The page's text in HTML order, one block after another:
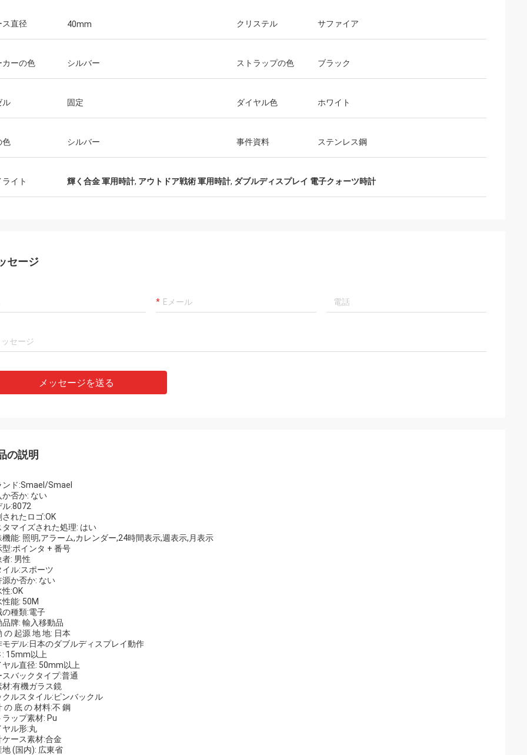
ス直径 40mm クリステル サファイア
カーの色 シルバー ストラップの色 ブラック
ル 固定 ダイヤル色 ホワイト
色 シルバー 事件資料 ステンレス鋼
イト 輝く合金 軍用時計, アウトドア戦術 軍用時計, ダブルディスプレイ 電子クォーツ時計
セージ
メッセージを送る
の説明
ンド:Smael/Smael
か否か: ない
ル:8072
されたロゴ:OK
タマイズされた処理: はい
機能: 照明,アラーム,カレンダー,24時間表示,週表示,月表示
型:ポインタ + 番号
者: 男性
イル:スポーツ
源か否か: ない
性:OK
性能: 50M
の種類:電子
品牌: 輸入移動品
の 起源 地 地: 日本
モデル:日本のダブルディスプレイ動作
: 15mm以上
ヤル直径: 50mm以上
スバックタイプ:普通
材:有機ガラス鏡
クルスタイル:ピンバックル
の 底 の 材料:不 鋼
ラップ素材: Pu
ヤル形:丸
ケース素材:合金
地 (国内): 広東省